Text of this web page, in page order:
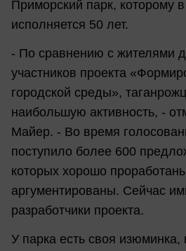
Приморский парк, которому
исполняется 50 лет.
- По сравнению с жителями
участников проекта
городской среды»,
наибольшую активность, -
Майер. - Во время
поступило более 600
которых хорошо
аргументированы. Сейчас
разработчики проекта.
У парка есть своя изюминка,